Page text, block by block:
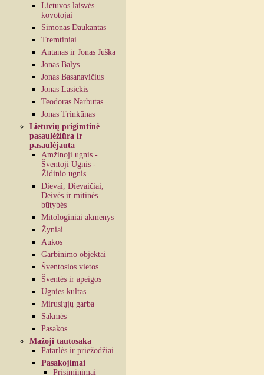
Lietuvos laisvės
kovotojai
Simonas Daukantas
Tremtiniai
Antanas ir Jonas Juška
Jonas Balys
Jonas Basanavičius
Jonas Lasickis
Teodoras Narbutas
Jonas Trinkūnas
Lietuvių prigimtinė
pasaulėžiūra ir
pasaulėjauta
Amžinoji ugnis -
Šventoji Ugnis -
Židinio ugnis
Dievai, Dievaičiai,
Deivės ir mitinės
būtybės
Mitologiniai akmenys
Žyniai
Aukos
Garbinimo objektai
Šventosios vietos
Šventės ir apeigos
Ugnies kultas
Mirusiųjų garba
Sakmės
Pasakos
Mažoji tautosaka
Patarlės ir priežodžiai
Pasakojimai
Prisiminimai